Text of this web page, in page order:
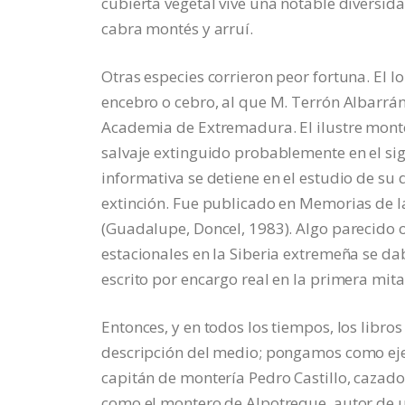
cabra montés y arruí.
Otras especies corrieron peor fortuna. El
encebro o cebro, al que M. Terrón
Academia de Extremadura. El ilustre
salvaje extinguido probablemente en el
informativa se detiene en el estudio de
extinción. Fue publicado en Memorias de
(Guadalupe, Doncel, 1983). Algo
estacionales en la Siberia extremeña se
escrito por encargo real en la primera
Entonces, y en todos los tiempos, los
descripción del medio; pongamos como
capitán de montería Pedro Castillo,